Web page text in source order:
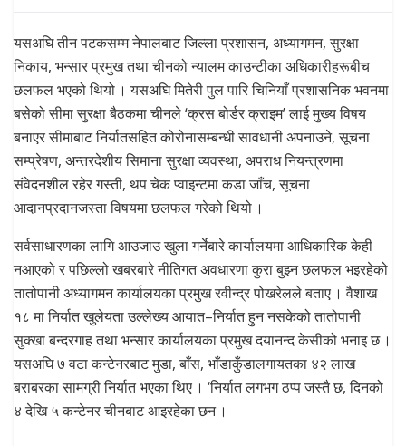
यसअघि तीन पटकसम्म नेपालबाट जिल्ला प्रशासन, अध्यागमन, सुरक्षा
निकाय, भन्सार प्रमुख तथा चीनको न्यालम काउन्टीका अधिकारीहरूबीच
छलफल भएको थियो । यसअघि मितेरी पुल पारि चिनियाँ प्रशासनिक भवनमा
बसेको सीमा सुरक्षा बैठकमा चीनले ‘क्रस बोर्डर क्राइम’ लाई मुख्य विषय
बनाएर सीमाबाट निर्यातसहित कोरोनासम्बन्धी सावधानी अपनाउने, सूचना
सम्प्रेषण, अन्तरदेशीय सिमाना सुरक्षा व्यवस्था, अपराध नियन्त्रणमा
संवेदनशील रहेर गस्ती, थप चेक प्वाइन्टमा कडा जाँच, सूचना
आदानप्रदानजस्ता विषयमा छलफल गरेको थियो ।
सर्वसाधारणका लागि आउजाउ खुला गर्नेबारे कार्यालयमा आधिकारिक केही
नआएको र पछिल्लो खबरबारे नीतिगत अवधारणा कुरा बुझ्न छलफल भइरहेको
तातोपानी अध्यागमन कार्यालयका प्रमुख रवीन्द्र पोखरेलले बताए । वैशाख
१८ मा निर्यात खुलेयता उल्लेख्य आयात–निर्यात हुन नसकेको तातोपानी
सुक्खा बन्दरगाह तथा भन्सार कार्यालयका प्रमुख दयानन्द केसीको भनाइ छ ।
यसअघि ७ वटा कन्टेनरबाट मुडा, बाँस, भाँडाकुँडालगायतका ४२ लाख
बराबरका सामग्री निर्यात भएका थिए । ‘निर्यात लगभग ठप्प जस्तै छ, दिनको
४ देखि ५ कन्टेनर चीनबाट आइरहेका छन ।